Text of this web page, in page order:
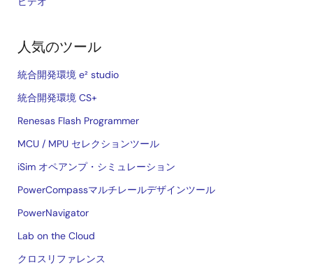
人気のツール
統合開発環境 e² studio
統合開発環境 CS+
Renesas Flash Programmer
MCU / MPU セレクションツール
iSim オペアンプ・シミュレーション
PowerCompassマルチレールデザインツール
PowerNavigator
Lab on the Cloud
クロスリファレンス